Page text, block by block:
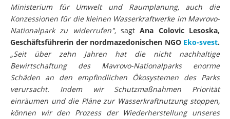
Ministerium für Umwelt und Raumplanung, auch die
Konzessionen für die kleinen Wasserkraftwerke im Mavrovo-
Nationalpark zu widerrufen", sagtAna Colovic Lesoska,
Geschäftsführerin der nordmazedonischen NGO Eko-svest.
„Seit über zehn Jahren hat die nicht nachhaltige
Bewirtschaftung des Mavrovo-Nationalparks enorme
Schäden an den empfindlichen Ökosystemen des Parks
verursacht. Indem wir Schutzmaßnahmen Priorität
einräumen und die Pläne zur Wasserkraftnutzung stoppen,
können wir den Prozess der Wiederherstellung unseres